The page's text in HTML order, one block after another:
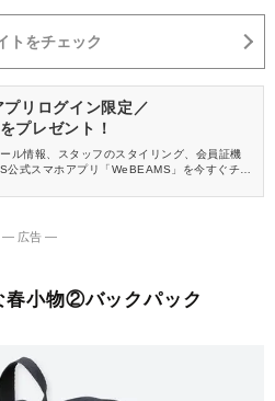
トをチェック
リログイン限定／
プレゼント！
ル情報、スタッフのスタイリング、会員証機
公式スマホアプリ「WeBEAMS」を今すぐチェ
― 広告 ―
春小物②バックパック